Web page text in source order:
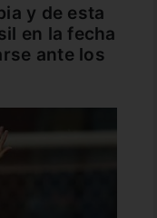
y de esta
en la fecha
ante los